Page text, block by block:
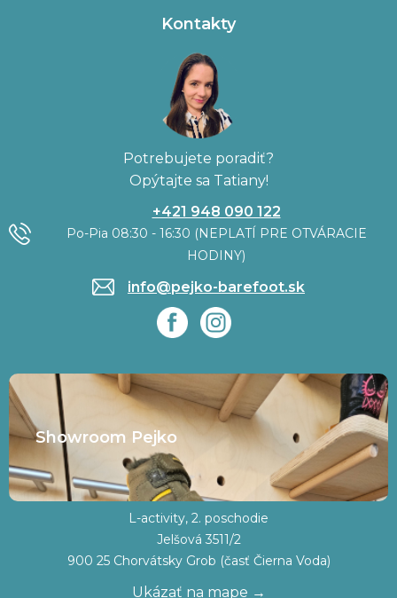
Kontakty
Potrebujete poradiť?
Opýtajte sa Tatiany!
+421 948 090 122
Po-Pia 08:30 - 16:30 (NEPLATÍ PRE OTVÁRACIE
HODINY)
info@pejko-barefoot.sk
Showroom Pejko
L-activity, 2. poschodie
Jelšová 3511/2
900 25 Chorvátsky Grob (časť Čierna Voda)
Ukázať na mape →